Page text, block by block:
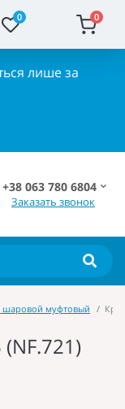
0 0
лише за
+38 063 780 6804
Заказать звонок
шаровой муфтовый